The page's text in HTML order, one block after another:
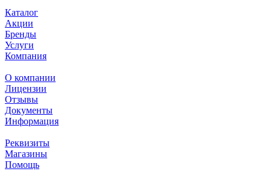
Каталог
Акции
Бренды
Услуги
Компания
О компании
Лицензии
Отзывы
Документы
Информация
Реквизиты
Магазины
Помощь